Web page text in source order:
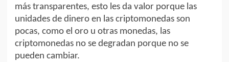
más transparentes, esto les da valor porque las
unidades de dinero en las criptomonedas son
pocas, como el oro u otras monedas, las
criptomonedas no se degradan porque no se
pueden cambiar.